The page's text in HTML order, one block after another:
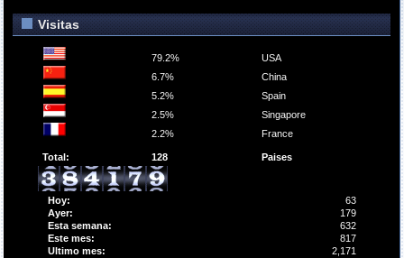
Visitas
79.2%
USA
6.7%
China
5.2%
Spain
2.5%
Singapore
2.2%
France
Total: 128 Paises
Hoy:
63
Ayer:
179
Esta semana:
632
Este mes:
817
Ultimo mes:
2,171